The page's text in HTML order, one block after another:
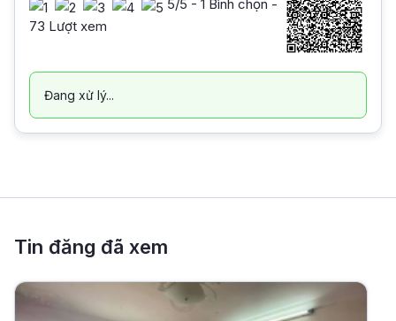
5/5 - 1 Bình chọn -
73 Lượt xem
Đang xử lý...
Tin đăng đã xem